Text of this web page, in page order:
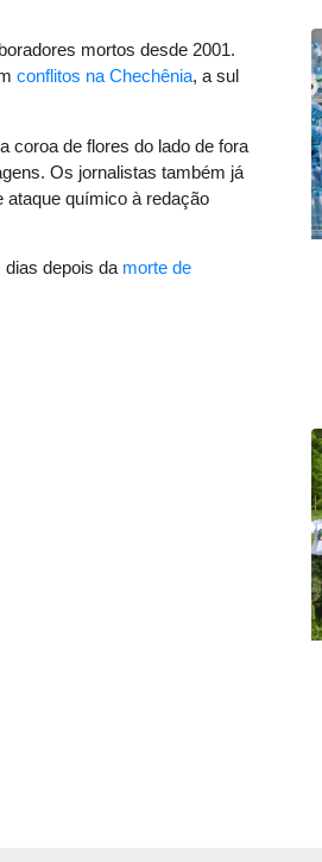
mortos desde 2001.
conflitos na Chechênia, a sul
coroa de flores do lado de fora
Os jornalistas também já
ataque químico à redação
depois da morte de